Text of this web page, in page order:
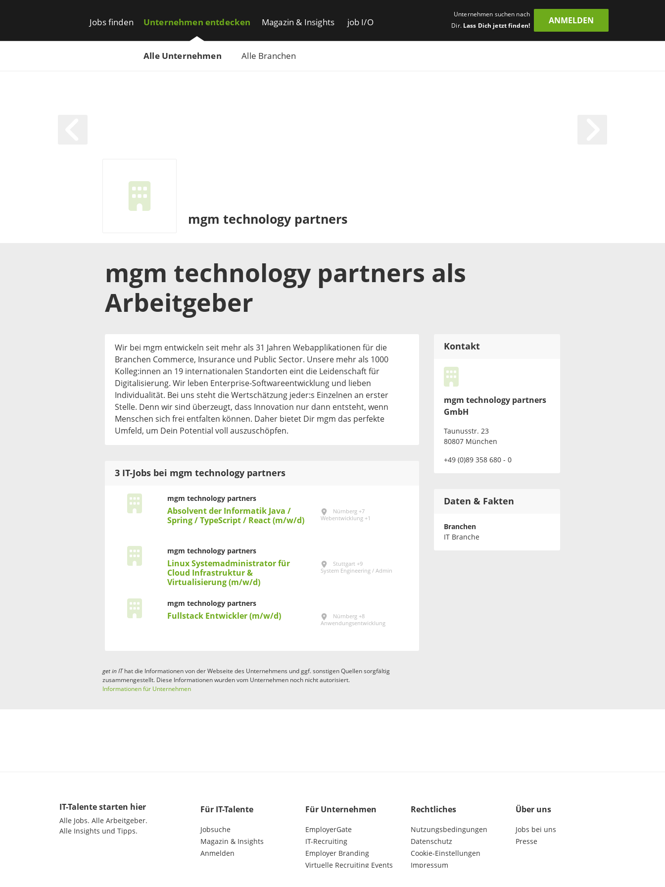
Jobs finden Unternehmen entdecken
Alle Unternehmen Alle Branchen
Magazin & Insights job I/O
Unternehmen suchen nach
Dir. Lass Dich jetzt finden!
ANMELDEN
mgm technology partners
mgm technology partners als
Arbeitgeber
Wir bei mgm entwickeln seit mehr als 31 Jahren Webapplikationen für die
Branchen Commerce, Insurance und Public Sector. Unsere mehr als 1000
Kolleg:innen an 19 internationalen Standorten eint die Leidenschaft für
Digitalisierung. Wir leben Enterprise-Softwareentwicklung und lieben
Individualität. Bei uns steht die Wertschätzung jeder:s Einzelnen an erster
Stelle. Denn wir sind überzeugt, dass Innovation nur dann entsteht, wenn
Menschen sich frei entfalten können. Daher bietet Dir mgm das perfekte
Umfeld, um Dein Potential voll auszuschöpfen.
3 IT-Jobs bei mgm technology partners
mgm technology partners
Absolvent der Informatik Java /
Spring / TypeScript / React (m/w/d)
Nürnberg +7
Webentwicklung +1
mgm technology partners
Linux Systemadministrator für
Cloud Infrastruktur &
Virtualisierung (m/w/d)
Stuttgart +9
System Engineering / Admin
mgm technology partners
Fullstack Entwickler (m/w/d)
Nürnberg +8
Anwendungsentwicklung
Kontakt
mgm technology partners
GmbH
Taunusstr. 23
80807 München
+49 (0)89 358 680 - 0
Daten & Fakten
Branchen
IT Branche
get in IThat die Informationen von der Webseite des Unternehmens und ggf. sonstigen Quellen sorgfältig
zusammengestellt. Diese Informationen wurden vom Unternehmen noch nicht autorisiert.
Informationen für Unternehmen
IT-Talente starten hier
Alle Jobs. Alle Arbeitgeber.
Alle Insights und Tipps.
Für IT-Talente
Jobsuche
Magazin & Insights
Anmelden
Für Unternehmen
EmployerGate
IT-Recruiting
Employer Branding
Virtuelle Recruiting Events
Rechtliches
Nutzungsbedingungen
Datenschutz
Cookie-Einstellungen
Impressum
Über uns
Jobs bei uns
Presse